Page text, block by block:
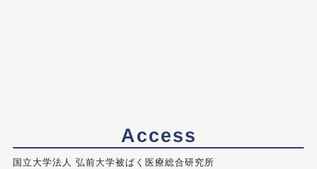
Access
国立大学法人 弘前大学被ばく医療総合研究所